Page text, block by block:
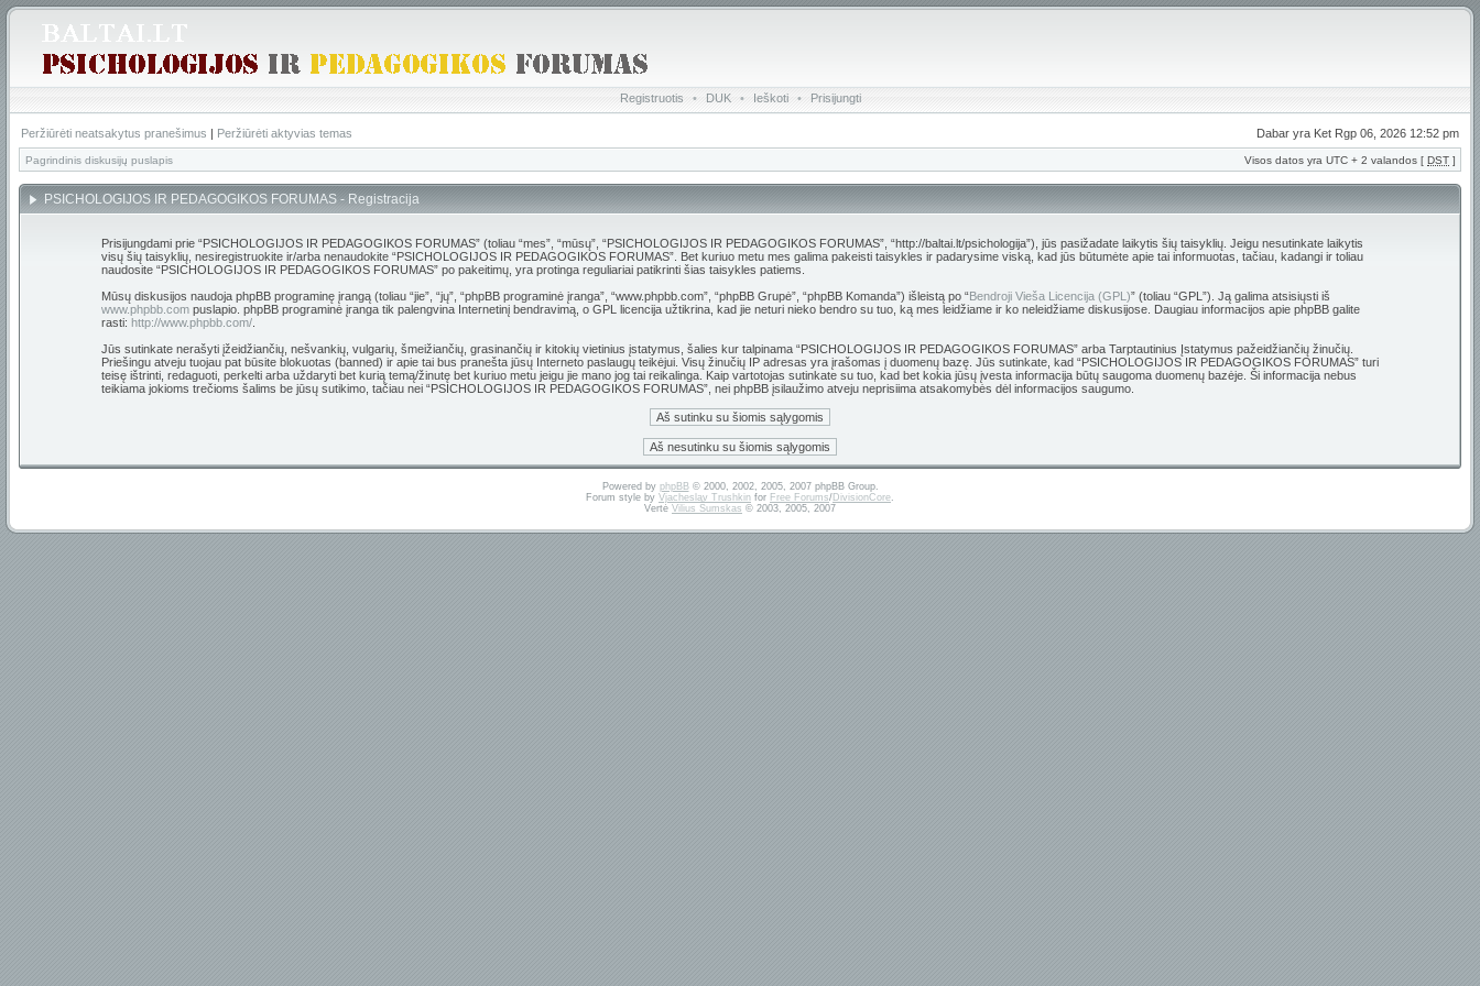
Registruotis • DUK • Ieškoti • Prisijungti
Peržiūrėti neatsakytus pranešimus | Peržiūrėti aktyvias temas Dabar yra Ket Rgp 06, 2026 12:52 pm
Pagrindinis diskusijų puslapis Visos datos yra UTC + 2 valandos [ DST ]
PSICHOLOGIJOS IR PEDAGOGIKOS FORUMAS - Registracija
Prisijungdami prie “PSICHOLOGIJOS IR PEDAGOGIKOS FORUMAS” (toliau “mes”, “mūsų”, “PSICHOLOGIJOS IR PEDAGOGIKOS FORUMAS”, “http://baltai.lt/psichologija”), jūs pasižadate laikytis šių taisyklių. Jeigu nesutinkate laikytis
visų šių taisyklių, nesiregistruokite ir/arba nenaudokite “PSICHOLOGIJOS IR PEDAGOGIKOS FORUMAS”. Bet kuriuo metu mes galima pakeisti taisykles ir padarysime viską, kad jūs būtumėte apie tai informuotas, tačiau, kadangi ir toliau
naudosite “PSICHOLOGIJOS IR PEDAGOGIKOS FORUMAS” po pakeitimų, yra protinga reguliariai patikrinti šias taisykles patiems.
Mūsų diskusijos naudoja phpBB programinę įrangą (toliau “jie”, “jų”, “phpBB programinė įranga”, “www.phpbb.com”, “phpBB Grupė”, “phpBB Komanda”) išleistą po “Bendroji Vieša Licencija (GPL)” (toliau “GPL”). Ją galima atsisiųsti iš
www.phpbb.com puslapio. phpBB programinė įranga tik palengvina Internetinį bendravimą, o GPL licencija užtikrina, kad jie neturi nieko bendro su tuo, ką mes leidžiame ir ko neleidžiame diskusijose. Daugiau informacijos apie phpBB galite
rasti: http://www.phpbb.com/
Jūs sutinkate nerašyti įžeidžiančių, nešvankių, vulgarių, šmeižiančių, grasinančių ir kitokių vietinius įstatymus, šalies kur talpinama “PSICHOLOGIJOS IR PEDAGOGIKOS FORUMAS” arba Tarptautinius Įstatymus pažeidžiančių žinučių.
Priešingu atveju tuojau pat būsite blokuotas (banned) ir apie tai bus pranešta jūsų Interneto paslaugų teikėjui. Visų žinučių IP adresas yra įrašomas į duomenų bazę. Jūs sutinkate, kad “PSICHOLOGIJOS IR PEDAGOGIKOS FORUMAS” turi
teisę ištrinti, redaguoti, perkelti arba uždaryti bet kurią temą/žinutę bet kuriuo metu jeigu jie mano jog tai reikalinga. Kaip vartotojas sutinkate su tuo, kad bet kokia jūsų įvesta informacija būtų saugoma duomenų bazėje. Ši informacija nebus
teikiama jokioms trečioms šalims be jūsų sutikimo, tačiau nei “PSICHOLOGIJOS IR PEDAGOGIKOS FORUMAS”, nei phpBB įsilaužimo atveju neprisiima atsakomybės dėl informacijos saugumo.
Powered by phpBB© 2000, 2002, 2005, 2007 phpBB Group.
Forum style by Vjacheslav Trushkin for Free Forums/ DivisionCore.
Vertė Vilius Šumskas © 2003, 2005, 2007